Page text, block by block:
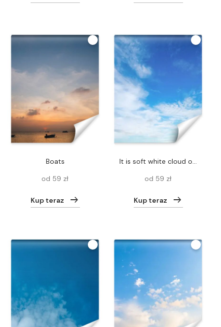
Boats
od 59 zł
Kup teraz
it is soft white cloud on blue sky.
od 59 zł
Kup teraz